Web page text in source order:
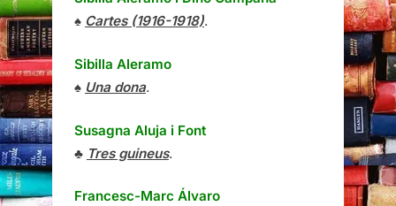
♠ Cartes (1916-1918).
Sibilla Aleramo
♠ Una dona.
Susagna Aluja i Font
♣ Tres guineus.
Francesc-Marc Álvaro